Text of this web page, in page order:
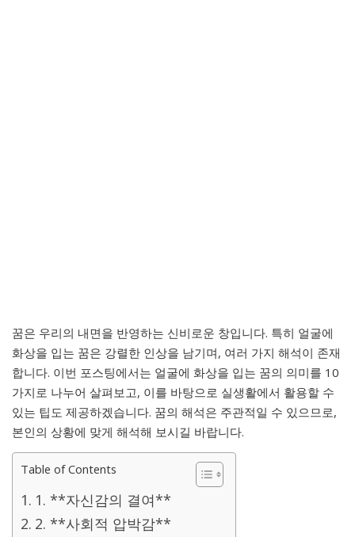
꿈은 우리의 내면을 반영하는 신비로운 창입니다. 특히 얼굴에
화상을 입는 꿈은 강렬한 인상을 남기며, 여러 가지 해석이 존재
합니다. 이번 포스팅에서는 얼굴에 화상을 입는 꿈의 의미를 10
가지로 나누어 살펴보고, 이를 바탕으로 실생활에서 활용할 수
있는 팁도 제공하겠습니다. 꿈의 해석은 주관적일 수 있으므로,
본인의 상황에 맞게 해석해 보시길 바랍니다.
Table of Contents
1. **자신감의 결여**
2. **사회적 압박감**